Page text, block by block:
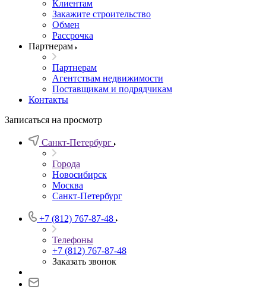
Клиентам
Закажите строительство
Обмен
Рассрочка
Партнерам
Партнерам
Агентствам недвижимости
Поставщикам и подрядчикам
Контакты
Записаться на просмотр
Санкт-Петербург
Города
Новосибирск
Москва
Санкт-Петербург
+7 (812) 767-87-48
Телефоны
+7 (812) 767-87-48
Заказать звонок